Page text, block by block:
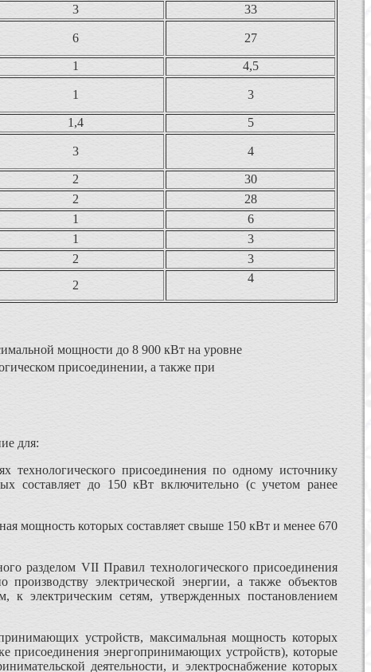
3 33
6 27
1 4,5
1 3
1,4 5
3 4
2
30
2
28
1
6
1
3
2
3
2
4
мощности до 8 900 кВт на уровне
присоединении, а также при
для:
присоединения по одному источнику
составляет до 150 кВт включительно (с учетом ранее
мощность которых составляет свыше 150 кВт и менее 670
разделом VII Правил технологического присоединения
электрической энергии, а также объектов
к электрическим сетям, утвержденных постановлением
устройств, максимальная мощность которых
присоединения энергопринимающих устройств), которые
деятельности, и электроснабжение которых